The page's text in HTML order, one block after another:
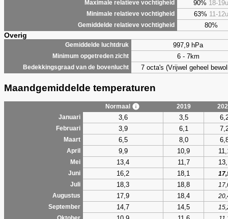
Maximale relatieve vochtigheid 90% 18-19u
Minimale relatieve vochtigheid 63% 11-12u
Gemiddelde relatieve vochtigheid 80%
Overig
Gemiddelde luchtdruk 997,9 hPa
Minimum opgetreden zicht 6 - 7km
Bedekkingsgraad van de bovenlucht 7 octa's (Vrijwel geheel
Maandgemiddelde temperaturen
Normaal 2019
Januari
3,6 3,5
Februari 3,9 6,1
Maart 6,5 8,0
April 9,9 10,9
Mei 13,4 11,7
Juni 16,2 18,1
Juli
18,3 18,8
Augustus
17,9 18,4
September
14,7 14,5